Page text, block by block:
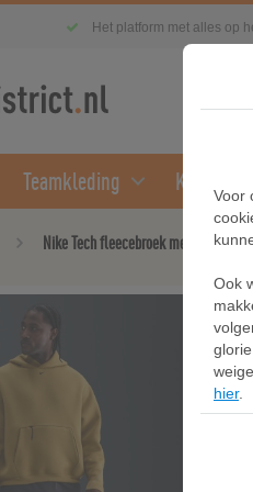
Het platform met alles op
Teamkleding Kleding
Nike Tech fleecebroek met open
Voor
Ook
hier.